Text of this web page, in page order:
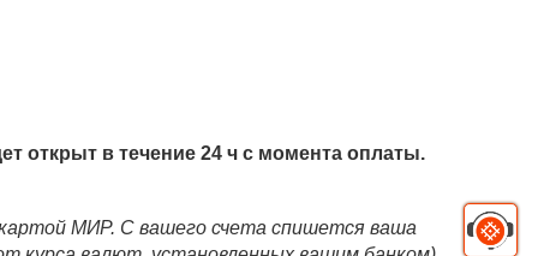
открыт в течение 24 ч с момента оплаты.
МИР. С вашего счета спишется ваша